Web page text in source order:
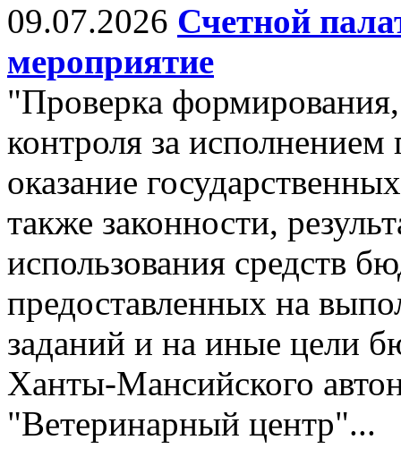
09.07.2026 Счетной
мероприятие
"Проверка
контроля за исполнением
оказание
также законности,
использования средств
предоставленных на
заданий и на иные цели
Ханты-Мансийского
"Ветеринарный центр"...